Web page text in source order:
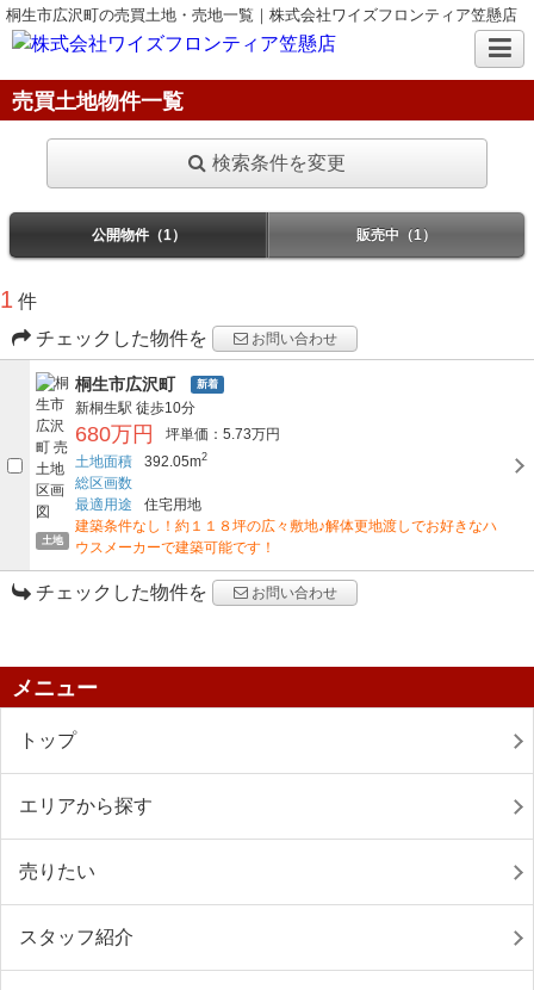
桐生市広沢町の売買土地・売地一覧｜株式会社ワイズフロンティア笠懸店
売買土地物件一覧
検索条件を変更
公開物件（1） 販売中（1）
1 件
チェックした物件を
お問い合わせ
土地
桐生市広沢町 新着
新桐生駅 徒歩10分
680万円
坪単価：5.73万円
土地面積
392.05m2
総区画数
最適用途
住宅用地
建築条件なし！約１１８坪の広々敷地♪解体更地渡しでお好きなハ
ウスメーカーで建築可能です！
チェックした物件を お問い合わせ
メニュー
トップ
エリアから探す
売りたい
スタッフ紹介